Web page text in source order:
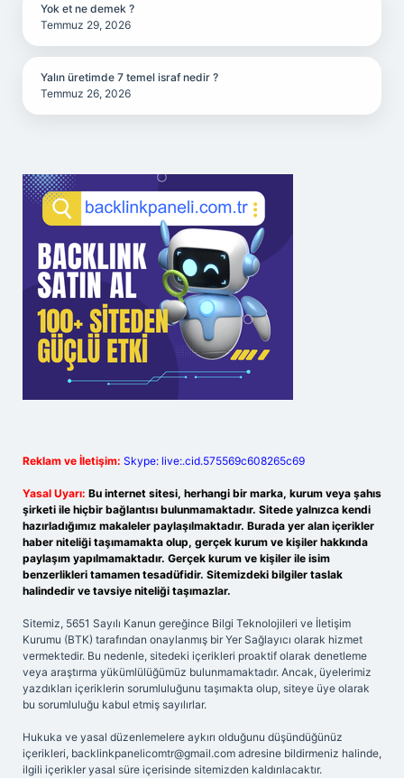
Yok et ne demek ?
Temmuz 29, 2026
Yalın üretimde 7 temel israf nedir ?
Temmuz 26, 2026
Reklam ve İletişim: Skype: live:.cid.575569c608265c69
Yasal Uyarı: Bu internet sitesi, herhangi bir marka, kurum veya şahıs
şirketi ile hiçbir bağlantısı bulunmamaktadır. Sitede yalnızca kendi
hazırladığımız makaleler paylaşılmaktadır. Burada yer alan içerikler
haber niteliği taşımamakta olup, gerçek kurum ve kişiler hakkında
paylaşım yapılmamaktadır. Gerçek kurum ve kişiler ile isim
benzerlikleri tamamen tesadüfidir. Sitemizdeki bilgiler taslak
halindedir ve tavsiye niteliği taşımazlar.
Sitemiz, 5651 Sayılı Kanun gereğince Bilgi Teknolojileri ve İletişim
Kurumu (BTK) tarafından onaylanmış bir Yer Sağlayıcı olarak hizmet
vermektedir. Bu nedenle, sitedeki içerikleri proaktif olarak denetleme
veya araştırma yükümlülüğümüz bulunmamaktadır. Ancak, üyelerimiz
yazdıkları içeriklerin sorumluluğunu taşımakta olup, siteye üye olarak
bu sorumluluğu kabul etmiş sayılırlar.
Hukuka ve yasal düzenlemelere aykırı olduğunu düşündüğünüz
içerikleri, backlinkpanelicomtr@gmail.com adresine bildirmeniz halinde,
ilgili içerikler yasal süre içerisinde sitemizden kaldırılacaktır.